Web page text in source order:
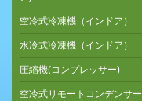
空冷式冷凍機（インドア）
水冷式冷凍機（インドア）
圧縮機(コンプレッサー)
空冷式リモートコンデンサー